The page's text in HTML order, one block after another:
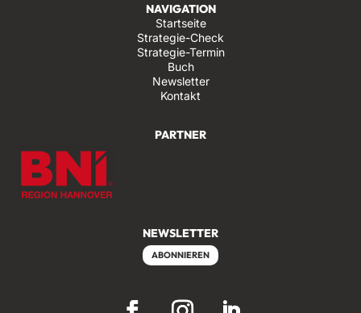
NAVIGATION
Startseite
Strategie-Check
Strategie-Termin
Buch
Newsletter
Kontakt
PARTNER
NEWSLETTER
ABONNIEREN